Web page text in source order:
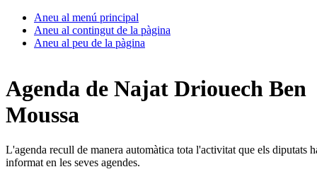
Aneu al menú principal
Aneu al contingut de la pàgina
Aneu al peu de la pàgina
Agenda de Najat Driouech Ben
Moussa
L'agenda recull de manera automàtica tota l'activitat que els diputats
informat en les seves agendes.